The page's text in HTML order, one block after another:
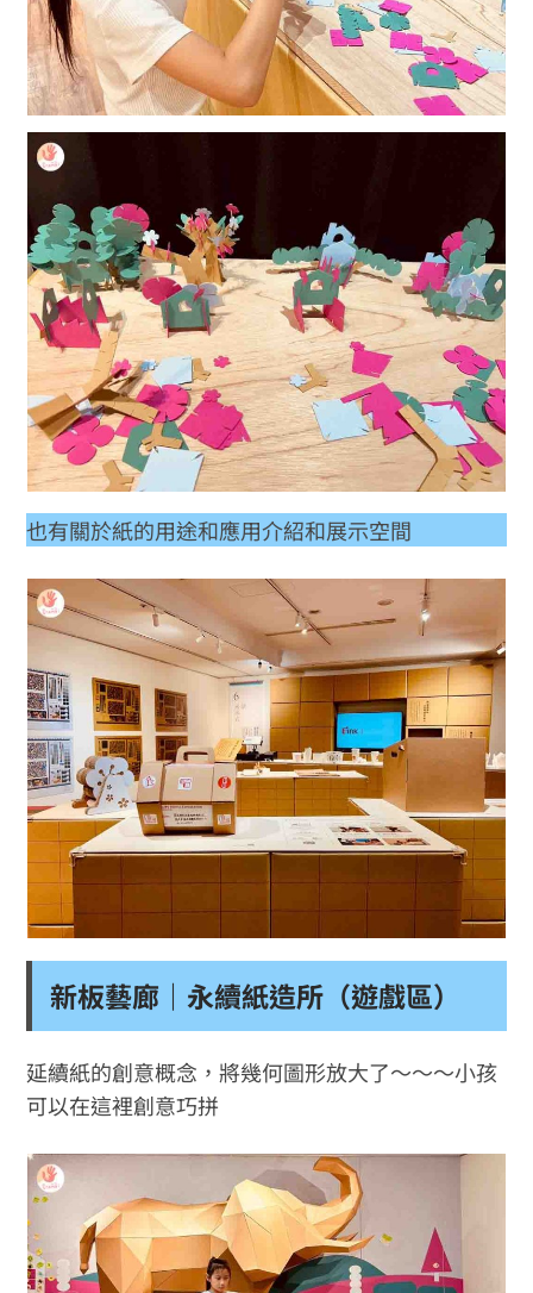
也有關於紙的用途和應用介紹和展示空間
新板藝廊｜永續紙造所（遊戲區）
延續紙的創意概念，將幾何圖形放大了～～～小孩
可以在這裡創意巧拼